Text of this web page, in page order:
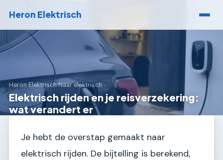
Heron Elektrisch
Heron Elektrisch›Naar elektrisch
Elektrisch rijden en je reisverzekering:
wat verandert er
Je hebt de overstap gemaakt naar
elektrisch rijden. De bijtelling is berekend,